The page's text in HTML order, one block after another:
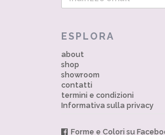
ESPLORA
about
shop
showroom
contatti
termini e condizioni
Informativa sulla privacy
Forme e Colori su